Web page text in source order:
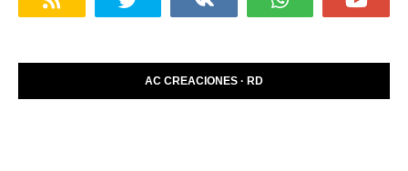
AC CREACIONES · RD